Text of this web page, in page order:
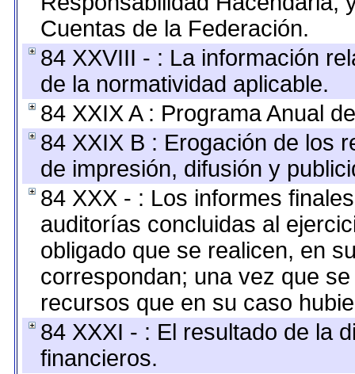
Cuentas de la Federación.
84 XXVIII - : La información
de la normatividad aplicable.
84 XXIX A : Programa Anual
84 XXIX B : Erogación de los
de impresión, difusión y
84 XXX - : Los informes
auditorías concluidas al
obligado que se realicen, en
correspondan; una vez que
recursos que en su caso
84 XXXI - : El resultado de la
financieros.